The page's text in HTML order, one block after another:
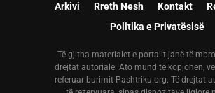
Arkivi Rreth Nesh Kontakt
Politika e Privatësisë
Të gjitha materialet e portalit janë të
drejtat autoriale. Ato mund të kopjohen,
referuar burimit Pashtriku.org. Të drejtat